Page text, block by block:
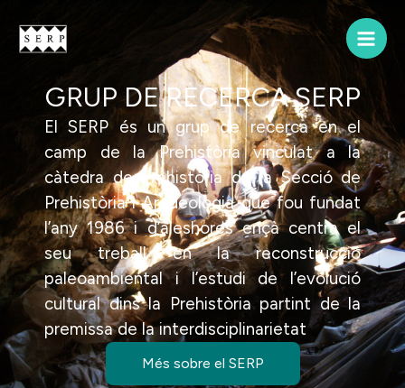
GRUP DE RECERCA SERP
El SERP és un grup de recerca en el
camp de la Prehistòria vinculat a la
càtedra de Prehistòria de la Secció de
Prehistòria i Arqueologia que fou fundat
l’any 1986 i d’aleshores ençà centra el
seu treball en la reconstrucció
paleoambiental i l’estudi de l’evolució
cultural dins la Prehistòria partint de la
premissa de la interdisciplinarietat
Més sobre el SERP